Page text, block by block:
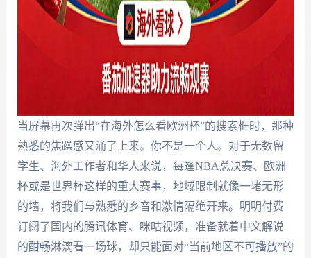
当屏幕再次弹出“在海外怎么看欧洲杯”的搜索框时，那种
熟悉的焦躁感又涌了上来。你不是一个人。对于无数留
学生、海外工作者和华人来说，每逢NBA总决赛、欧洲
杯或是世界杯这样的重大赛事，地域限制就像一堵无形
的墙，将我们与熟悉的乡音和激情隔绝开来。明明付费
订阅了国内的腾讯体育、咪咕视频，准备就着中文解说
的酣畅淋漓看一场球，却只能面对“当前地区不可播放”的